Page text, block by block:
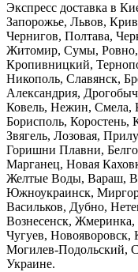
Экспресс доставка в
Запорожье, Львов,
Чернигов, Полтава,
Житомир, Сумы, Ровно,
Кропивницкий,
Никополь, Славянск,
Александрия,
Ковель, Нежин,
Борисполь,
Звягель, Лозовая,
Горишни Плавни,
Марганец, Новая
Желтые Воды, Вараш,
Южноукраинск,
Васильков, Дубно,
Вознесенск,
Чугуев,
Могилев-Подольский,
Украине.